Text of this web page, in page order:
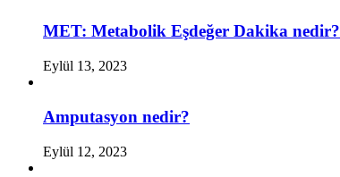
MET: Metabolik Eşdeğer Dakika nedir?
Eylül 13, 2023
Amputasyon nedir?
Eylül 12, 2023